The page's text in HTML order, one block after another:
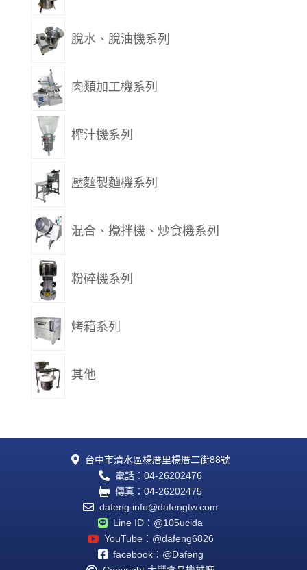
脫水、脫油機系列
肉類加工機系列
榨汁機系列
壓麵製麵機系列
混合、攪拌機、炒食機系列
粉碎機系列
烤箱系列
其他
 台中市清水區楊厝里楊厝二街88號
 電話：04-26202476
 傳真：04-26202475
 dafeng.info@dafengtw.com
 Line ID：@105ucida
 YouTube：@dafeng6826

facebook：@Dafeng